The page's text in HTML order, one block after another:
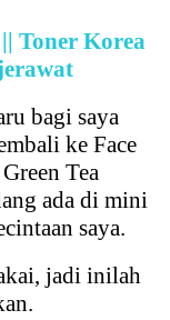
Toner Korea
bagi saya
ke Face
Tea
ada di mini
saya.
jadi inilah